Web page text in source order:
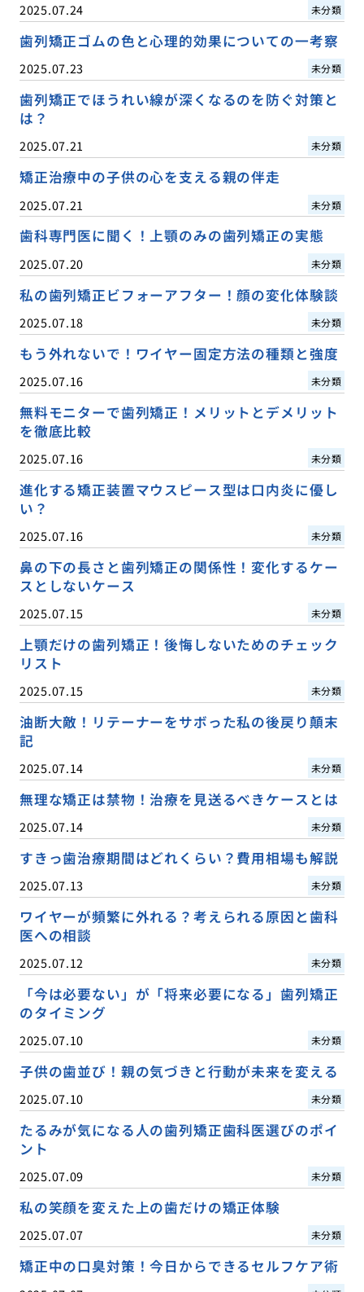
2025.07.24 未分類
歯列矯正ゴムの色と心理的効果についての一考察
2025.07.23 未分類
歯列矯正でほうれい線が深くなるのを防ぐ対策と
は？
2025.07.21 未分類
矯正治療中の子供の心を支える親の伴走
2025.07.21 未分類
歯科専門医に聞く！上顎のみの歯列矯正の実態
2025.07.20 未分類
私の歯列矯正ビフォーアフター！顔の変化体験談
2025.07.18 未分類
もう外れないで！ワイヤー固定方法の種類と強度
2025.07.16 未分類
無料モニターで歯列矯正！メリットとデメリット
を徹底比較
2025.07.16 未分類
進化する矯正装置マウスピース型は口内炎に優し
い？
2025.07.16 未分類
鼻の下の長さと歯列矯正の関係性！変化するケー
スとしないケース
2025.07.15 未分類
上顎だけの歯列矯正！後悔しないためのチェック
リスト
2025.07.15 未分類
油断大敵！リテーナーをサボった私の後戻り顛末
記
2025.07.14 未分類
無理な矯正は禁物！治療を見送るべきケースとは
2025.07.14 未分類
すきっ歯治療期間はどれくらい？費用相場も解説
2025.07.13 未分類
ワイヤーが頻繁に外れる？考えられる原因と歯科
医への相談
2025.07.12 未分類
「今は必要ない」が「将来必要になる」歯列矯正
のタイミング
2025.07.10 未分類
子供の歯並び！親の気づきと行動が未来を変える
2025.07.10 未分類
たるみが気になる人の歯列矯正歯科医選びのポイ
ント
2025.07.09 未分類
私の笑顔を変えた上の歯だけの矯正体験
2025.07.07 未分類
矯正中の口臭対策！今日からできるセルフケア術